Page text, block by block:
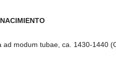
ad modum tubae, ca. 1430-1440